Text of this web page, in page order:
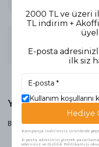
ROLLER KALEM Z-BALL
Yorumlar
Bu ürün için henüz yorum
2000 TL ve üzeri
TL indirim +
E-posta
ilk siz
Kullanım
Hediye
Kampanya indirimsiz ürünlerde
E-posta adresinizi girerek
edersiniz ve Gizlilik Politikamızı